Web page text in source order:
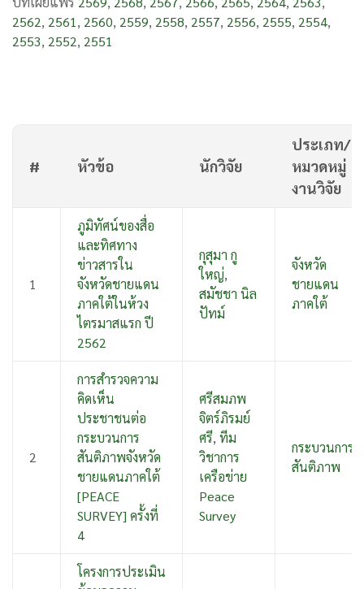
2562, 2561, 2560, 2559, 2558, 2557, 2556, 2555, 2554,
2553, 2552, 2551
# หัวข้อ นักวิจัย
ประเภท/
หมวดหมู่
งานวิจัย
1
ภูมิทัศน์ของสื่อ
และทิศทาง
ข่าวสารใน
จังหวัดชายแดน
ภาคใต้ในห้วง
ไตรมาสแรก ปี
2562
กุสุมา กู
ใหญ่,
สมัชชา นิล
ปัทม์
จังหวัด
ชายแดน
ภาคใต้
2
การสำรวจความ
คิดเห็น
ประชาชนต่อ
กระบวนการ
สันติภาพจังหวัด
ชายแดนภาคใต้
[PEACE
SURVEY] ครั้งที่
4
ศรีสมภพ
จิตร์ภิรมย์
ศรี, ทีม
วิชาการ
เครือข่าย
Peace
Survey
กระบวนการ
สันติภาพ
โครงการประเมิน